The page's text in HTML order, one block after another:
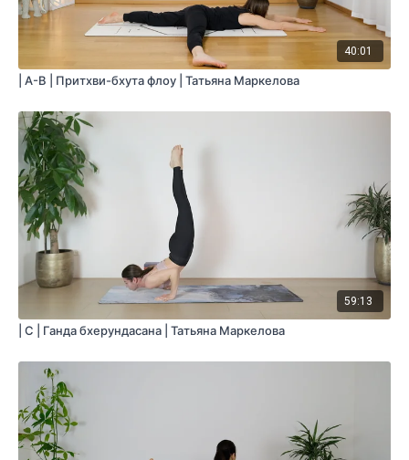
40:01
| A-B | Притхви-бхута флоу | Татьяна Маркелова
59:13
| С | Ганда бхерундасана | Татьяна Маркелова